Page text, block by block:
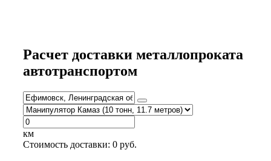
Расчет доставки металлопроката
автотранспортом
км
Стоимость доставки: 0 руб.